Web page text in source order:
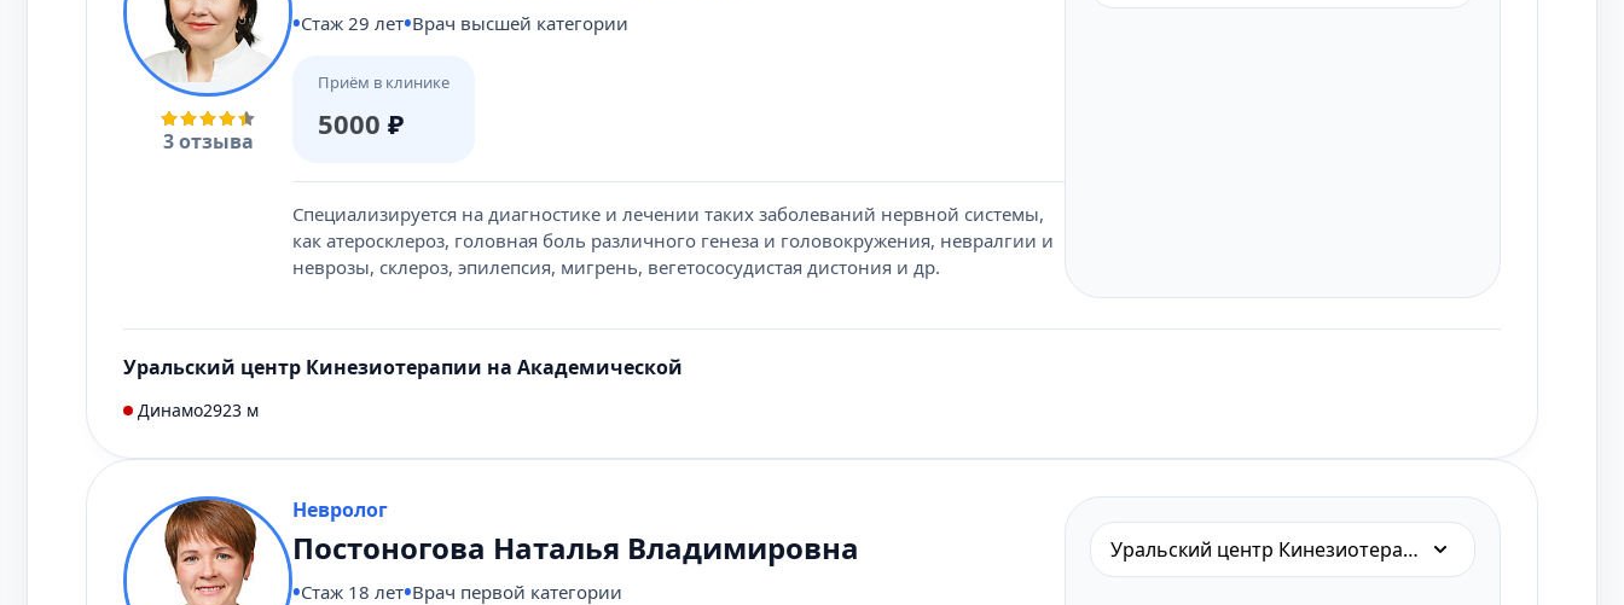
3 отзыва
Стаж 29 лет Врач высшей категории
Приём в клинике
5000 ₽
Специализируется на диагностике и лечении таких заболеваний нервной системы,
как атеросклероз, головная боль различного генеза и головокружения, невралгии и
неврозы, склероз, эпилепсия, мигрень, вегетососудистая дистония и др.
Уральский центр Кинезиотерапии на Академической
Динамо2923 м
Невролог
Постоногова Наталья Владимировна
Стаж 18 лет Врач первой категории
Уральский центр Кинезиотерапии на Академической